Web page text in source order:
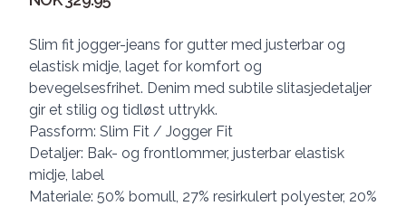
Description
Slim fit jogger-jeans for gutter med justerbar og
elastisk midje, laget for komfort og
bevegelsesfrihet. Denim med subtile slitasjedetaljer
gir et stilig og tidløst uttrykk.
Passform: Slim Fit / Jogger Fit
Detaljer: Bak- og frontlommer, justerbar elastisk
midje, label
Materiale: 50% bomull, 27% resirkulert polyester, 20%